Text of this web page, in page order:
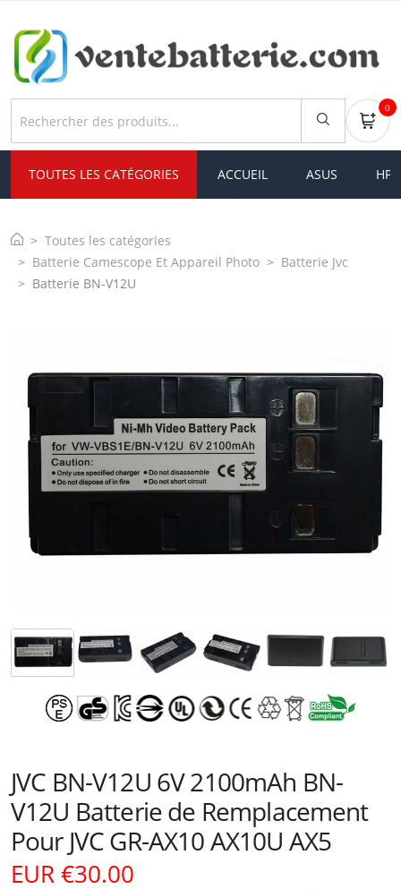
0
TOUTES LES CATÉGORIES ACCUEIL ASUS HP
Toutes les catégories
Batterie Camescope Et Appareil Photo
Batterie Jvc
Batterie BN-V12U
JVC BN-V12U 6V 2100mAh BN-
V12U Batterie de Remplacement
Pour JVC GR-AX10 AX10U AX5
EUR €30.00